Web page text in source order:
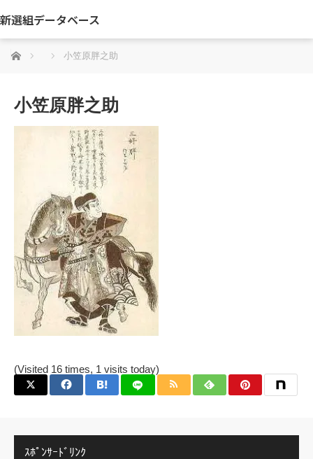
新選組データベース
ホーム 小笠原胖之助
小笠原胖之助
(Visited 16 times, 1 visits today)
ｽﾎﾟﾝｻｰﾄﾞﾘﾝｸ